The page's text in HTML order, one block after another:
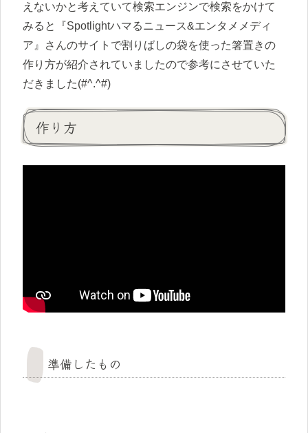
えないかと考えていて検索エンジンで検索をかけて
みると『Spotlightハマるニュース&エンタメメディ
ア』さんのサイトで割りばしの袋を使った箸置きの
作り方が紹介されていましたので参考にさせていた
だきました(#^.^#)
作り方
準備したもの